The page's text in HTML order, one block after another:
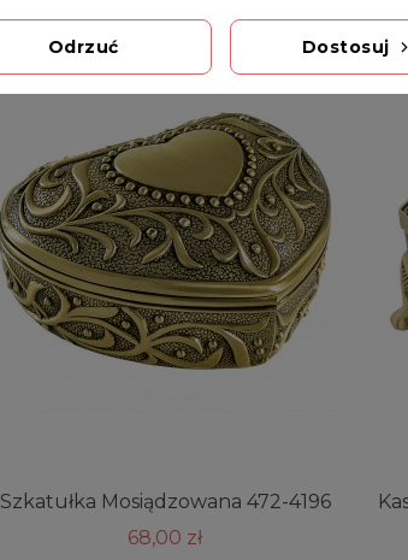
Szkatułka Mosiądzowana 472-4196
68,00 zł
Odrzuć Dostosuj